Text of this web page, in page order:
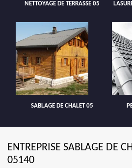
NETTOYAGE DE TERRASSE 05
SABLAGE DE CHALET 05
ENTREPRISE SABLAGE DE
05140